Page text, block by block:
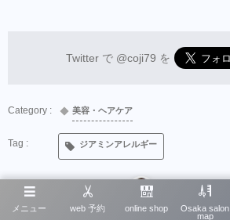
Twitter で @coji79 を
美容・ヘアケア
ジアミンアレルギー
September ,2023
イワタ コウジ
メニュー
web 予約 online shop
Osaka salon
map